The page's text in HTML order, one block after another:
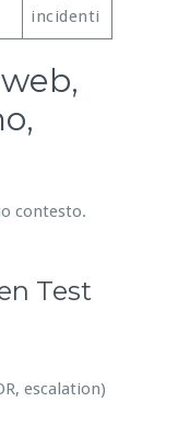
incidenti
contesto.
Test
escalation)